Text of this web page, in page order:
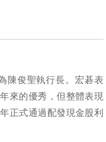
陳俊聖執行長。宏碁表
來的優秀，但整體表現
正式通過配發現金股利